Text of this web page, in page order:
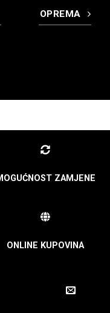
OPREMA
ZAMJENE
ONLINE KUPOVINA